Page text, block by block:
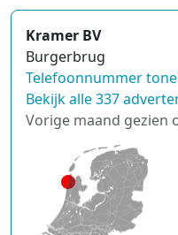
Kramer BV
Burgerbrug
Telefoonnummer
Bekijk alle 337
Vorige maand gezien